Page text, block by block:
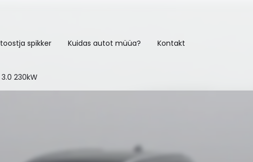
spikker Kuidas autot müüa? Kontakt
230kW